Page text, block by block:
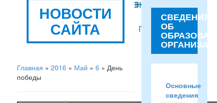
ФАЙЛЫ
МЕНЮ ГОРЯЧЕГО
ПИТАНИЯ
ВКОНТАКТЕ
НОВОСТИ
САЙТА
Главная » 2016 » Май » 6 » День
победы
СВЕДЕНИЯ
ОБ
Основные
сведения